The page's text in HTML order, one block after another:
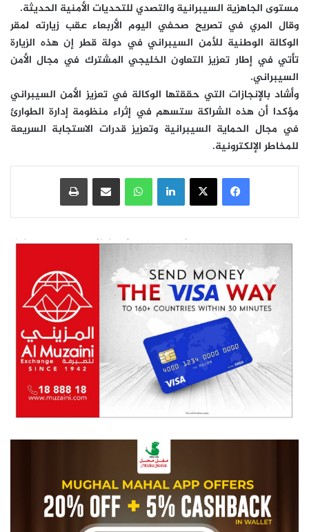
مستوى الجاهزية السيبرانية والتصدي للتحديات الأمنية الحديثة.
وقال المري في تصريح صحفي اليوم الأربعاء عقب زيارته لمقر
الوكالة الوطنية للأمن السيبراني في دولة قطر إن هذه الزيارة
تأتي في إطار تعزيز التعاون الخليجي المشترك في مجال الأمن
السيبراني.
وأشاد بالإنجازات التي حققتها الوكالة في تعزيز الأمن السيبراني
مؤكدا أن هذه الشراكة ستسهم في إثراء منظومة إدارة الطوارئ
في مجال الحماية السيبرانية وتعزيز قدرات الاستجابة السريعة
للمخاطر الإلكترونية.
فيسبوك‫X لينكدإنواتساب مشاركة عبر البريد طباعة